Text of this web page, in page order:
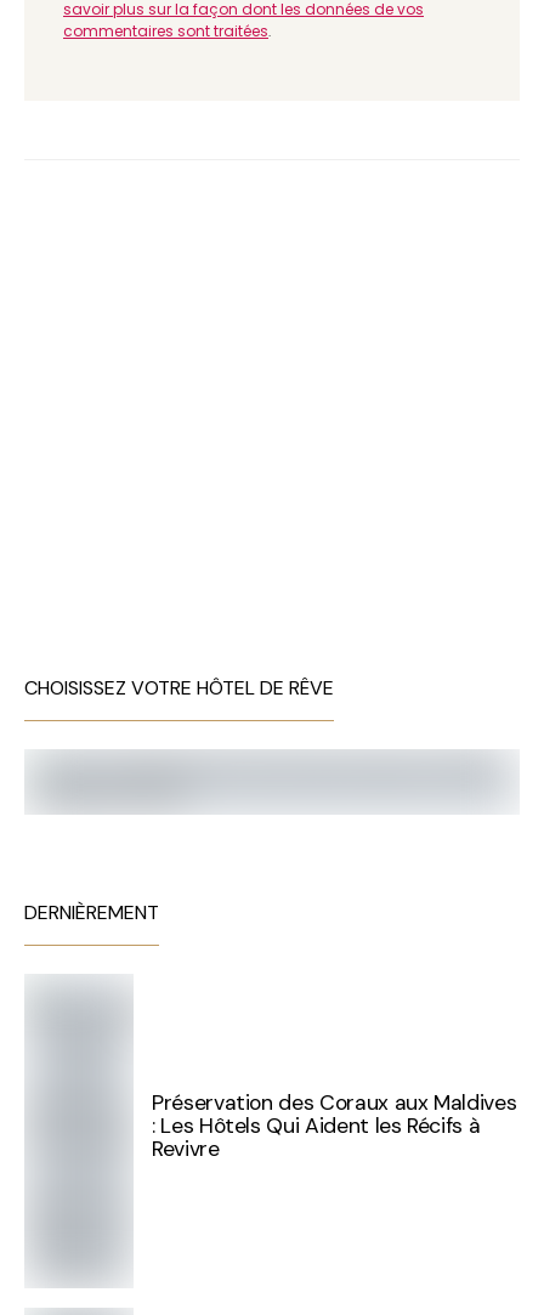
savoir plus sur la façon dont les données de vos
commentaires sont traitées.
CHOISISSEZ VOTRE HÔTEL DE RÊVE
DERNIÈREMENT
Préservation des Coraux aux Maldives
: Les Hôtels Qui Aident les Récifs à
Revivre